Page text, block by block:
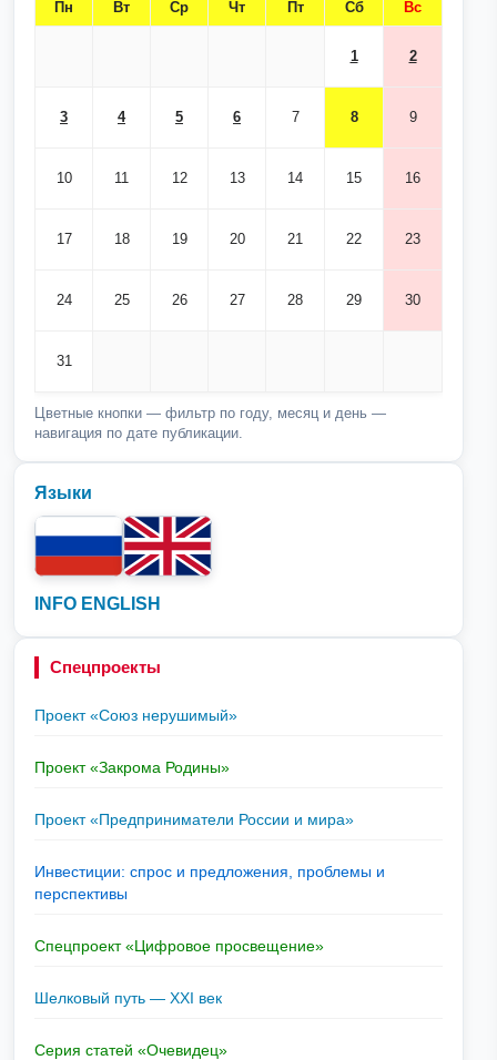
Пн Вт Ср Чт Пт Сб Вс
1 2
3 4 5 6 7 8 9
10 11 12 13 14 15 16
17 18 19 20 21 22 23
24 25 26 27 28 29 30
31
Цветные кнопки — фильтр по году, месяц и день —
навигация по дате публикации.
Языки
INFO ENGLISH
Спецпроекты
Проект «Союз нерушимый»
Проект «Закрома Родины»
Проект «Предприниматели России и мира»
Инвестиции: спрос и предложения, проблемы и
перспективы
Спецпроект «Цифровое просвещение»
Шелковый путь — XXI век
Серия статей «Очевидец»